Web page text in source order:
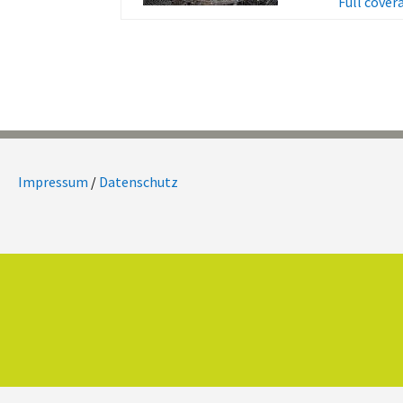
Impressum / Datenschutz